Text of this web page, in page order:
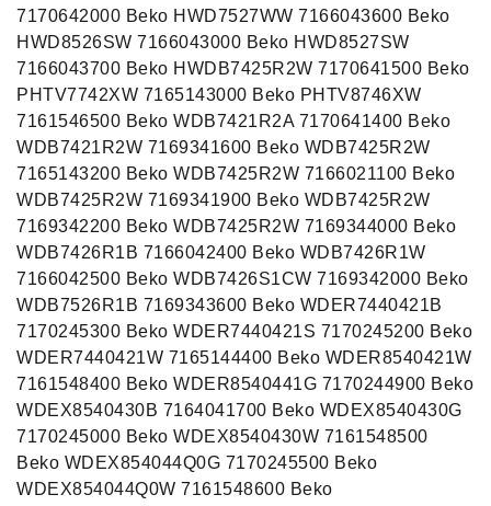
7170642000 Beko HWD7527WW 7166043600 Beko
HWD8526SW 7166043000 Beko HWD8527SW
7166043700 Beko HWDB7425R2W 7170641500 Beko
PHTV7742XW 7165143000 Beko PHTV8746XW
7161546500 Beko WDB7421R2A 7170641400 Beko
WDB7421R2W 7169341600 Beko WDB7425R2W
7165143200 Beko WDB7425R2W 7166021100 Beko
WDB7425R2W 7169341900 Beko WDB7425R2W
7169342200 Beko WDB7425R2W 7169344000 Beko
WDB7426R1B 7166042400 Beko WDB7426R1W
7166042500 Beko WDB7426S1CW 7169342000 Beko
WDB7526R1B 7169343600 Beko WDER7440421B
7170245300 Beko WDER7440421S 7170245200 Beko
WDER7440421W 7165144400 Beko WDER8540421W
7161548400 Beko WDER8540441G 7170244900 Beko
WDEX8540430B 7164041700 Beko WDEX8540430G
7170245000 Beko WDEX8540430W 7161548500
Beko WDEX854044Q0G 7170245500 Beko
WDEX854044Q0W 7161548600 Beko